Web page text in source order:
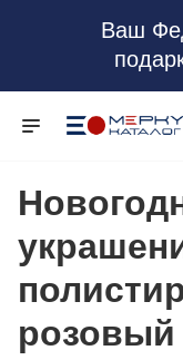
Ваш
розовый